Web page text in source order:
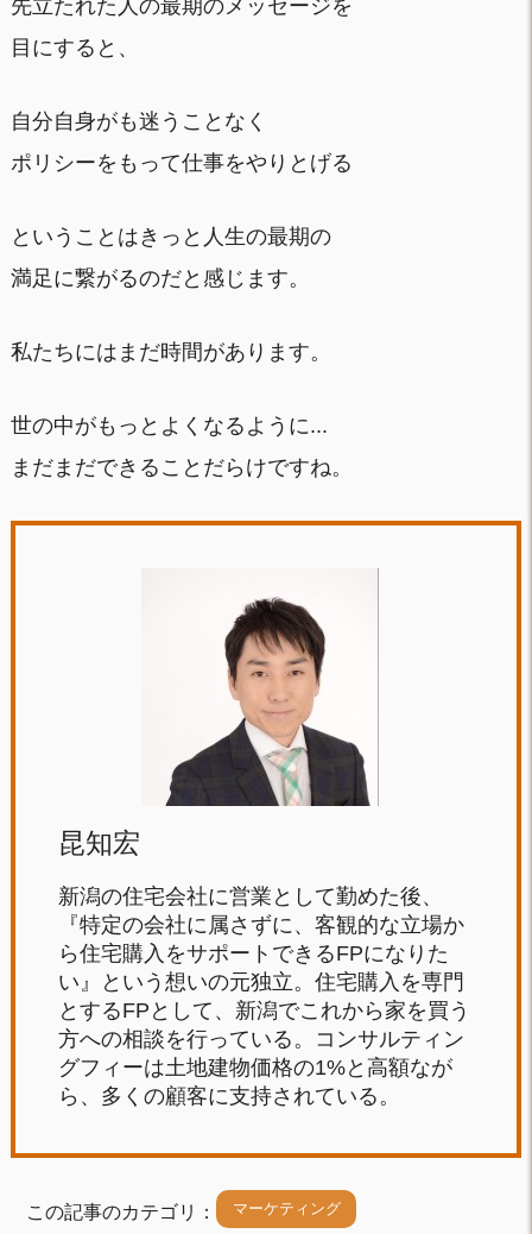
先立たれた人の最期のメッセージを
目にすると、
自分自身がも迷うことなく
ポリシーをもって仕事をやりとげる
ということはきっと人生の最期の
満足に繋がるのだと感じます。
私たちにはまだ時間があります。
世の中がもっとよくなるように...
まだまだできることだらけですね。
昆知宏
新潟の住宅会社に営業として勤めた後、
『特定の会社に属さずに、客観的な立場か
ら住宅購入をサポートできるFPになりた
い』という想いの元独立。住宅購入を専門
とするFPとして、新潟でこれから家を買う
方への相談を行っている。コンサルティン
グフィーは土地建物価格の1%と高額なが
ら、多くの顧客に支持されている。
この記事のカテゴリ： マーケティング